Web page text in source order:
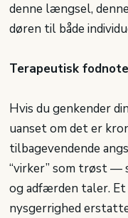
denne længsel,
døren til både
Terapeutisk
Hvis du genkender
uanset om det er
tilbagevendende
“virker” som trøst —
og adfærden taler.
nysgerrighed